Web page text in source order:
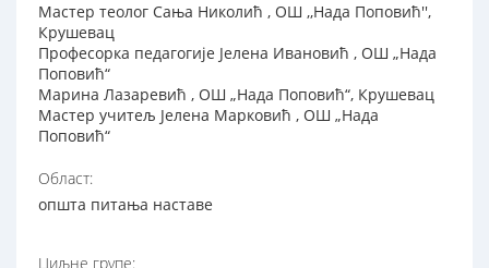
Мастер теолог Сања Николић , ОШ ,,Нада Поповић'',
Крушевац
Професорка педагогије Јелена Ивановић , ОШ „Нада
Поповић“
Марина Лазаревић , ОШ „Нада Поповић“, Крушевац
Мастер учитељ Јелена Марковић , ОШ „Нада
Поповић“
Област:
општа питања наставе
Циљне групе: